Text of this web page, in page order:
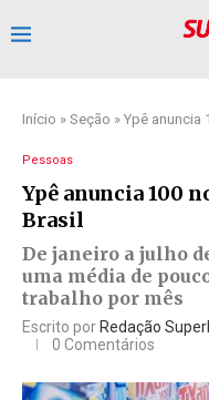
Início » Seção » Ypê anuncia
Pessoas
Ypê anuncia 100
Brasil
De janeiro a julho
uma média de
trabalho por mês
Escrito porRedação
0 Comentários